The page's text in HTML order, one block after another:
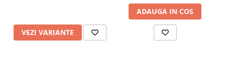
VEZI VARIANTE
ADAUGA IN COS